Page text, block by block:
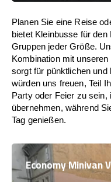
Planen Sie eine Reise
bietet Kleinbusse für
Gruppen jeder Größe.
Kombination mit
sorgt für pünktlichen
würden uns freuen, Teil
Party oder Feier zu sein,
übernehmen, während
Tag genießen.
Economy Minivan